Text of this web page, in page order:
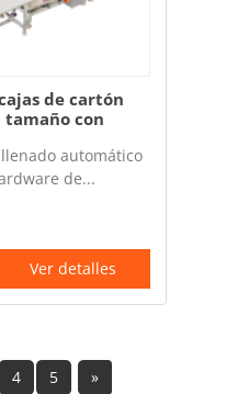
de cartón
con
automático
de...
Ver detalles
4 5 »